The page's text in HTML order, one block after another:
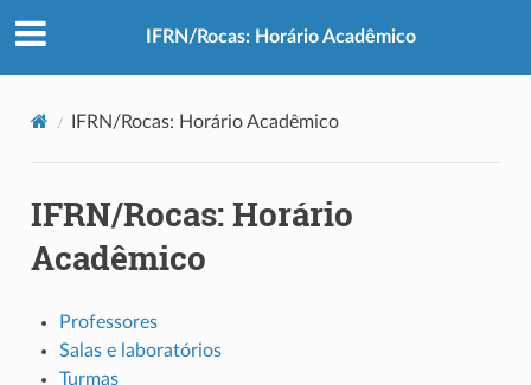
IFRN/Rocas: Horário Acadêmico
IFRN/Rocas: Horário Acadêmico
IFRN/Rocas: Horário
Acadêmico
Professores
Salas e laboratórios
Turmas